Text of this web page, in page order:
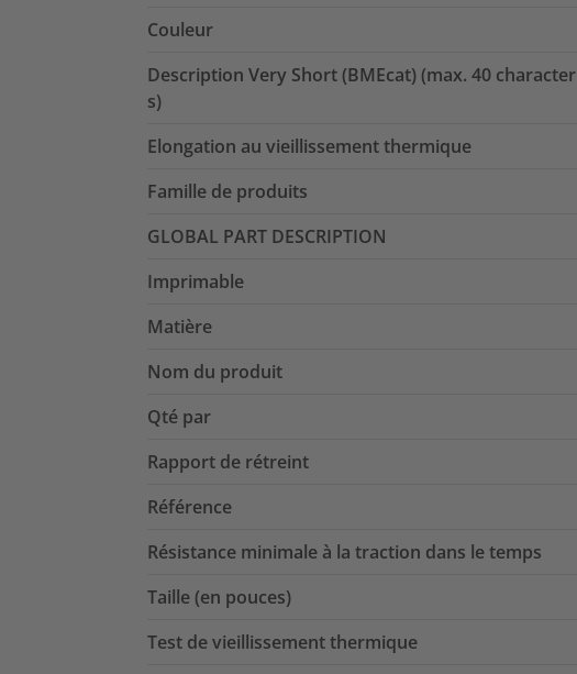
Couleur
Description Very Short (BMEcat) (max. 40 character
s)
Elongation au vieillissement thermique
Famille de produits
GLOBAL PART DESCRIPTION
Imprimable
Matière
Nom du produit
Qté par
Rapport de rétreint
Référence
Résistance minimale à la traction dans le temps
Taille (en pouces)
Test de vieillissement thermique